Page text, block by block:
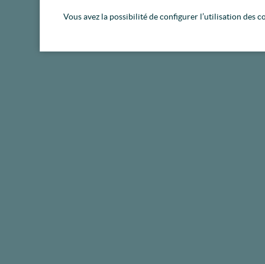
Vous avez la possibilité de configurer l’utilisation des